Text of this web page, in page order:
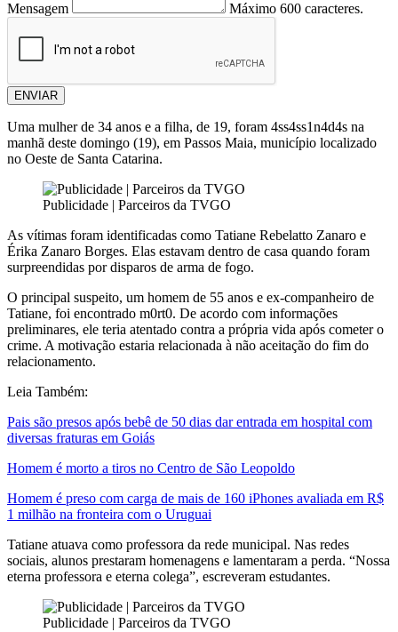
Mensagem Máximo 600 caracteres.
ENVIAR
Uma mulher de 34 anos e a filha, de 19, foram 4ss4ss1n4d4s na
manhã deste domingo (19), em Passos Maia, município localizado
no Oeste de Santa Catarina.
Publicidade | Parceiros da TVGO
As vítimas foram identificadas como Tatiane Rebelatto Zanaro e
Érika Zanaro Borges. Elas estavam dentro de casa quando foram
surpreendidas por disparos de arma de fogo.
O principal suspeito, um homem de 55 anos e ex-companheiro de
Tatiane, foi encontrado m0rt0. De acordo com informações
preliminares, ele teria atentado contra a própria vida após cometer o
crime. A motivação estaria relacionada à não aceitação do fim do
relacionamento.
Leia Também:
Pais são presos após bebê de 50 dias dar entrada em hospital com
diversas fraturas em Goiás
Homem é morto a tiros no Centro de São Leopoldo
Homem é preso com carga de mais de 160 iPhones avaliada em R$
1 milhão na fronteira com o Uruguai
Tatiane atuava como professora da rede municipal. Nas redes
sociais, alunos prestaram homenagens e lamentaram a perda. “Nossa
eterna professora e eterna colega”, escreveram estudantes.
Publicidade | Parceiros da TVGO